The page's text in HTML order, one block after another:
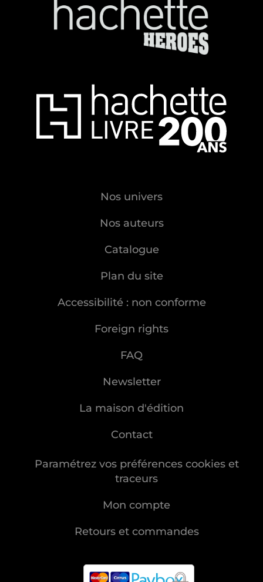
Nos univers
Nos auteurs
Catalogue
Plan du site
Accessibilité : non conforme
Foreign rights
FAQ
Newsletter
La maison d'édition
Contact
Paramétrez vos préférences cookies et
traceurs
Mon compte
Retours et commandes